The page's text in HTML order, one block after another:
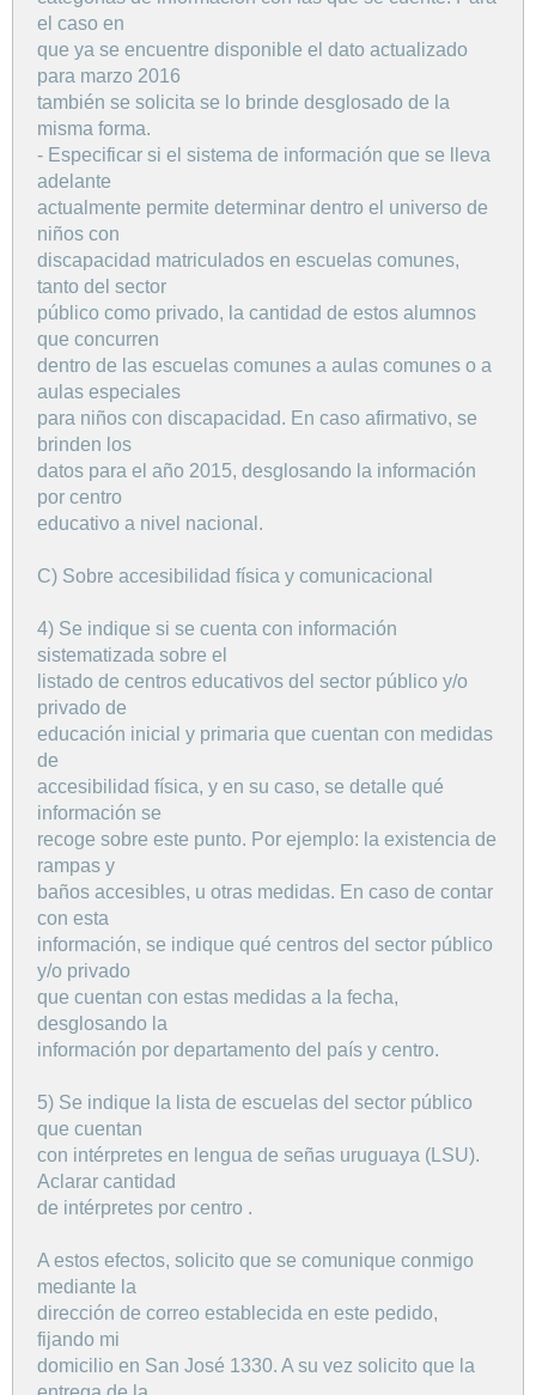
el caso en
que ya se encuentre disponible el dato actualizado
para marzo 2016
también se solicita se lo brinde desglosado de la
misma forma.
- Especificar si el sistema de información que se lleva
adelante
actualmente permite determinar dentro el universo de
niños con
discapacidad matriculados en escuelas comunes,
tanto del sector
público como privado, la cantidad de estos alumnos
que concurren
dentro de las escuelas comunes a aulas comunes o a
aulas especiales
para niños con discapacidad. En caso afirmativo, se
brinden los
datos para el año 2015, desglosando la información
por centro
educativo a nivel nacional.
C) Sobre accesibilidad física y comunicacional
4) Se indique si se cuenta con información
sistematizada sobre el
listado de centros educativos del sector público y/o
privado de
educación inicial y primaria que cuentan con medidas
de
accesibilidad física, y en su caso, se detalle qué
información se
recoge sobre este punto. Por ejemplo: la existencia de
rampas y
baños accesibles, u otras medidas. En caso de contar
con esta
información, se indique qué centros del sector público
y/o privado
que cuentan con estas medidas a la fecha,
desglosando la
información por departamento del país y centro.
5) Se indique la lista de escuelas del sector público
que cuentan
con intérpretes en lengua de señas uruguaya (LSU).
Aclarar cantidad
de intérpretes por centro .
A estos efectos, solicito que se comunique conmigo
mediante la
dirección de correo establecida en este pedido,
fijando mi
domicilio en San José 1330. A su vez solicito que la